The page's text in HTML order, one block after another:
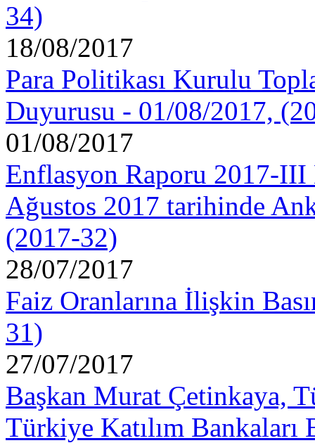
34)
18/08/2017
Para Politikası Kurulu
Duyurusu - 01/08/2017,
01/08/2017
Enflasyon Raporu 2017-III
Ağustos 2017 tarihinde
(2017-32)
28/07/2017
Faiz Oranlarına İlişkin
31)
27/07/2017
Başkan Murat Çetinkaya,
Türkiye Katılım